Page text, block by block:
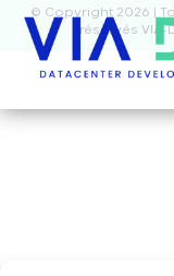
© Copyright 2026 |
réservés VIA-